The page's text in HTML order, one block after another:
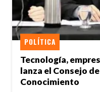
Tecnología,
lanza el Consejo
Conocimiento
POLÍTICA